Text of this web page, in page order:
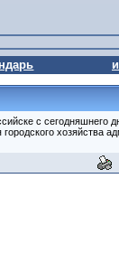
с сегодняшнего
хозяйства